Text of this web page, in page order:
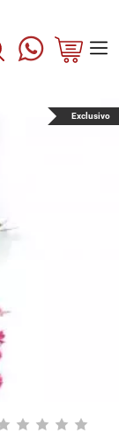
Exclusivo